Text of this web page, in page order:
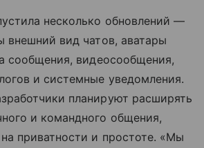
несколько обновлений —
внешний вид чатов, аватары
сообщения, видеосообщения,
и системные уведомления.
планируют расширять
и командного общения,
приватности и простоте. «Мы